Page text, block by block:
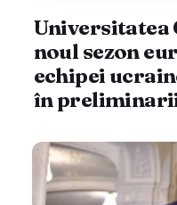
Universitatea
noul sezon
echipei
în